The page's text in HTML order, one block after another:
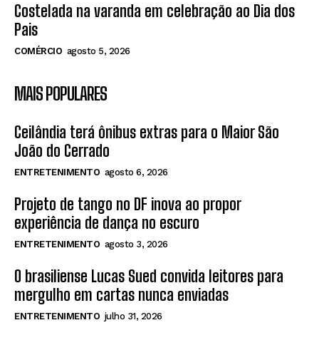
Costelada na varanda em celebração ao Dia dos
Pais
COMÉRCIO agosto 5, 2026
MAIS POPULARES
Ceilândia terá ônibus extras para o Maior São
João do Cerrado
ENTRETENIMENTO agosto 6, 2026
Projeto de tango no DF inova ao propor
experiência de dança no escuro
ENTRETENIMENTO agosto 3, 2026
O brasiliense Lucas Sued convida leitores para
mergulho em cartas nunca enviadas
ENTRETENIMENTO julho 31, 2026